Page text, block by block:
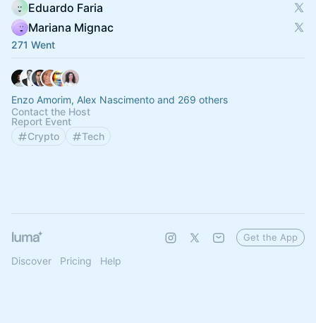
Eduardo Faria
Mariana Mignac
271 Went
Enzo Amorim, Alex Nascimento and 269 others
Contact the Host
Report Event
Crypto
Tech
Discover Pricing Help
Get the App